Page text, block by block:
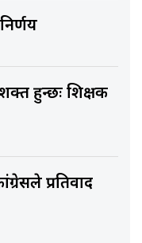
हुन्छः शिक्षक
प्रतिवाद